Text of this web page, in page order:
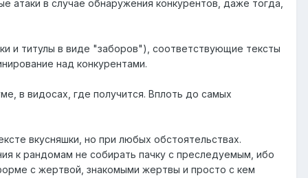
атаки в случае обнаружения конкурентов, даже тогда,
и титулы в виде "заборов"), соответствующие тексты
над конкурентами.
в видосах, где получится. Вплоть до самых
вкусняшки, но при любых обстоятельствах.
к рандомам не собирать пачку с преследуемым, ибо
с жертвой, знакомыми жертвы и просто с кем